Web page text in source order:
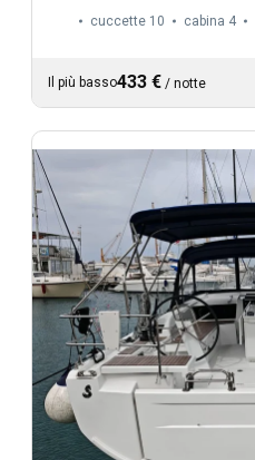
cuccette 10 cabina 4
Il più basso433 € / notte